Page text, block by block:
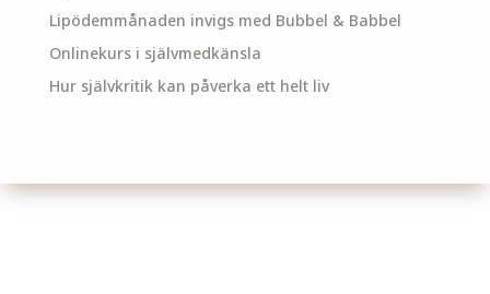
Lipödemmånaden invigs med Bubbel & Babbel
Onlinekurs i självmedkänsla
Hur självkritik kan påverka ett helt liv